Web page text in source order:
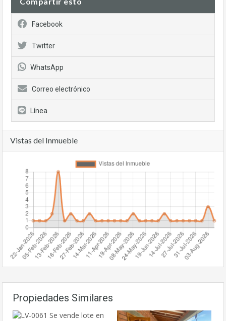
Facebook
Twitter
WhatsApp
Correo electrónico
Línea
Vistas del Inmueble
Propiedades Similares